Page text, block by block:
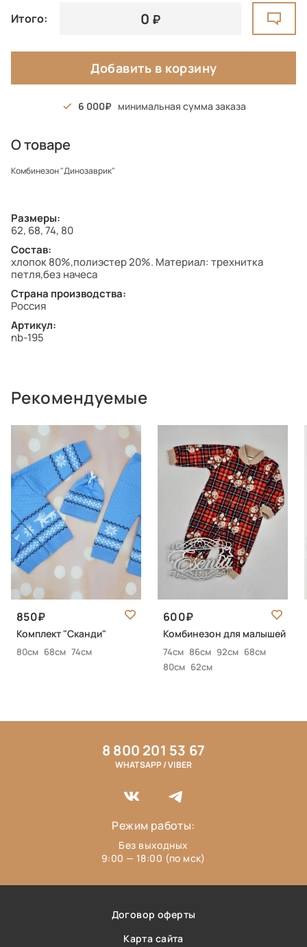
Итого: 0
Добавить в корзину
6 000 минимальная сумма заказа
О товаре
Комбинезон "Динозаврик"
Размеры:
62, 68, 74, 80
Состав:
хлопок 80%,полиэстер 20%. Материал: трехнитка
петля,без начеса
Страна производства:
Россия
Артикул:
nb-195
Рекомендуемые
850
Комплект "Сканди"
80см 68см 74см
600
Комбинезон для малышей
74см 86см 92см 68см
80см 62см
Договор оферты
Карта сайта
8 800 201 53 67
WHATSAPP / VIBER
Режим работы:
Без выходных
9:00 — 18:00 (по мск)